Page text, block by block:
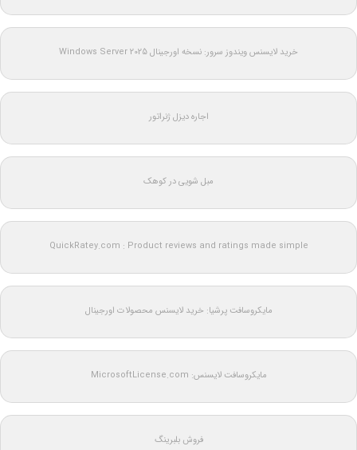
خرید لایسنس ویندوز سرور: نسخه اورجینال Windows Server 2025
اجاره دیزل ژنراتور
مبل شویی در کوهک
QuickRatey.com : Product reviews and ratings made simple
مایکروسافت پرشیا: خرید لایسنس محصولات اورجینال
مایکروسافت لایسنس: MicrosoftLicense.com
فروش بلبرینگ